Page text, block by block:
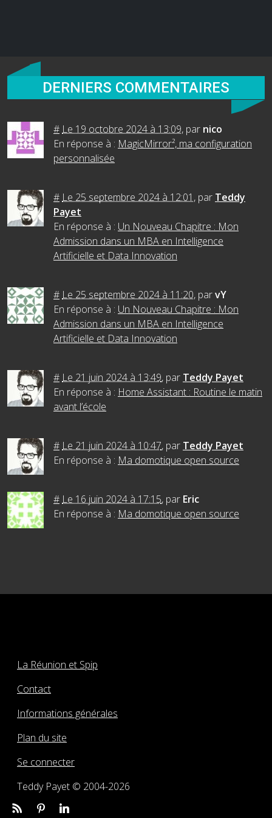
DERNIERS COMMENTAIRES
# Le 19 octobre 2024 à 13:09, par nico
En réponse à : MagicMirror², ma configuration
personnalisée
# Le 25 septembre 2024 à 12:01 , par Teddy
Payet
En réponse à : Un Nouveau Chapitre : Mon
Admission dans un MBA en Intelligence
Artificielle et Data Innovation
# Le 25 septembre 2024 à 11:20, parvY
En réponse à : Un Nouveau Chapitre : Mon
Admission dans un MBA en Intelligence
Artificielle et Data Innovation
# Le 21 juin 2024 à 13:49, par Teddy Payet
En réponse à : Home Assistant : Routine le matin
avant l’école
# Le 21 juin 2024 à 10:47, par Teddy Payet
En réponse à : Ma domotique open source
# Le 16 juin 2024 à 17:15, par Eric
En réponse à : Ma domotique open source
La Réunion et Spip
Contact
Informations générales
Plan du site
Se connecter
Teddy Payet © 2004-2026